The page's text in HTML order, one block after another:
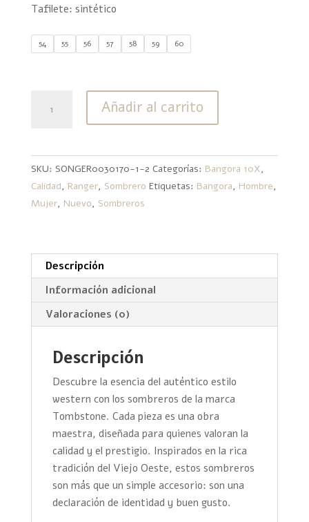
Tafilete: sintético
54 55 56 57 58 59 60
Ranger
cantidad
Añadir al carrito
SKU: SONGER0030170-1-2 Categorías: Bangora 10X,
Calidad, Ranger, Sombrero Etiquetas: Bangora, Hombre,
Mujer, Nuevo, Sombreros
Descripción
Información adicional
Valoraciones (0)
Descripción
Descubre la esencia del auténtico estilo
western con los sombreros de la marca
Tombstone. Cada pieza es una obra
maestra, diseñada para quienes valoran la
calidad y el prestigio. Inspirados en la rica
tradición del Viejo Oeste, estos sombreros
son más que un simple accesorio: son una
declaración de identidad y buen gusto.